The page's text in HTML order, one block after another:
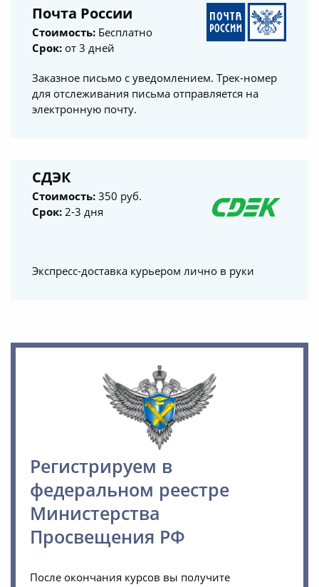
Почта России
Стоимость: Бесплатно
Срок: от 3 дней
Заказное письмо с уведомлением. Трек-номер
для отслеживания письма отправляется на
электронную почту.
СДЭК
Стоимость: 350 руб.
Срок: 2-3 дня
Экспресс-доставка курьером лично в руки
Регистрируем в
федеральном реестре
Министерства
Просвещения РФ
После окончания курсов вы получите